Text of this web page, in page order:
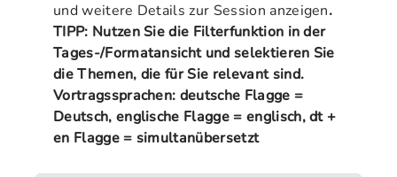
und weitere Details zur Session anzeigen.
TIPP: Nutzen Sie die Filterfunktion in der
Tages-/Formatansicht und selektieren Sie
die Themen, die für Sie relevant sind.
Vortragssprachen: deutsche Flagge =
Deutsch, englische Flagge = englisch, dt +
en Flagge = simultanübersetzt